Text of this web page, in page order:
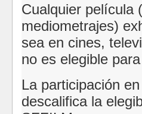
Cualquier película
mediometrajes)
sea en cines,
no es elegible
La participación
descalifica la